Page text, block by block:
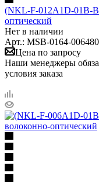
(NKL-F-012A1D-01B-
оптический
Нет в наличии
Арт.: MSB-0164-006480
Цена по запросу
Наши менеджеры
условия заказа